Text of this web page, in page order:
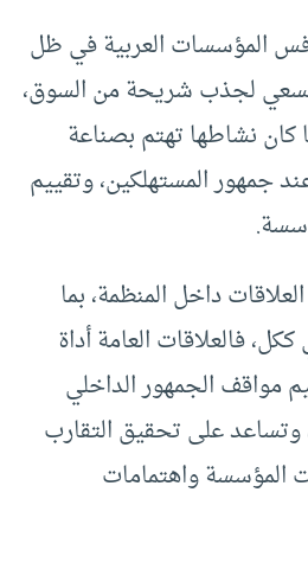
المؤسسات العربية في ظل
لجذب شريحة من السوق،
نشاطها تهتم بصناعة
جمهور المستهلكين، وتقييم
داخل المنظمة، بما
فالعلاقات العامة أداة
مواقف الجمهور الداخلي
على تحقيق التقارب
المؤسسة واهتمامات